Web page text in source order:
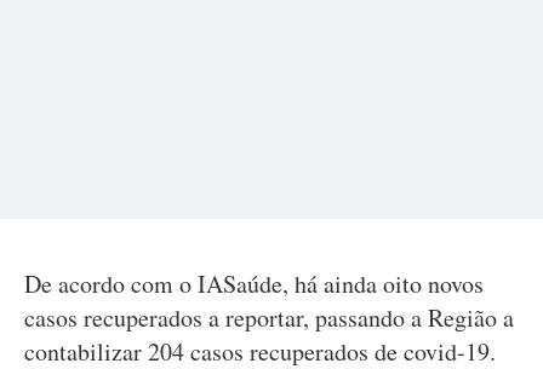
De acordo com o IASaúde, há ainda oito novos
casos recuperados a reportar, passando a Região a
contabilizar 204 casos recuperados de covid-19.